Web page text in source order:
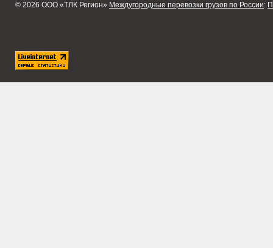
© 2026 ООО «ТЛК Регион» Междугородные перевозки грузов по России: